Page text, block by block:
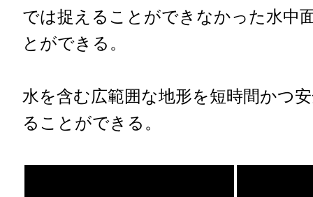
では捉えることができなかった水中
とができる。
水を含む広範囲な地形を短時間かつ
ることができる。